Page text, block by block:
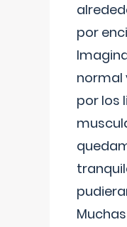
por
normal
por los